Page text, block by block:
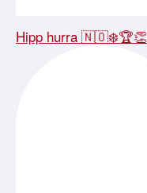
Hipp hurra 🇳🇴❄️🏆👏